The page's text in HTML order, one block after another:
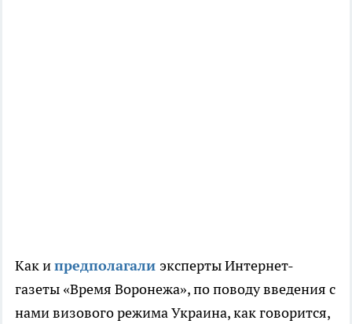
Как ипредполагали эксперты Интернет-
газеты «Время Воронежа», по поводу введения с
нами визового режима Украина, как говорится,